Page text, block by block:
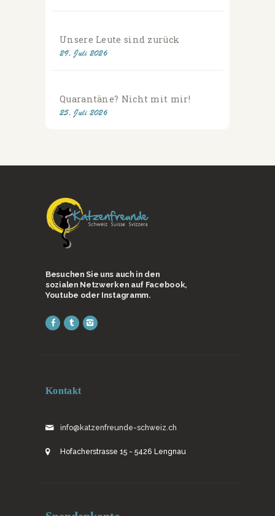
Unsere Leute sind zurück
29. Juli 2026
Quarantäne? Nicht mit mir!
25. Juli 2026
Besuchen Sie uns auch in den
sozialen Netzwerken auf Facebook,
Youtube oder Instagramm.
Kontakt
info@katzenfreunde-schweiz.ch
Hofacherstrasse 15 - 5426 Lengnau